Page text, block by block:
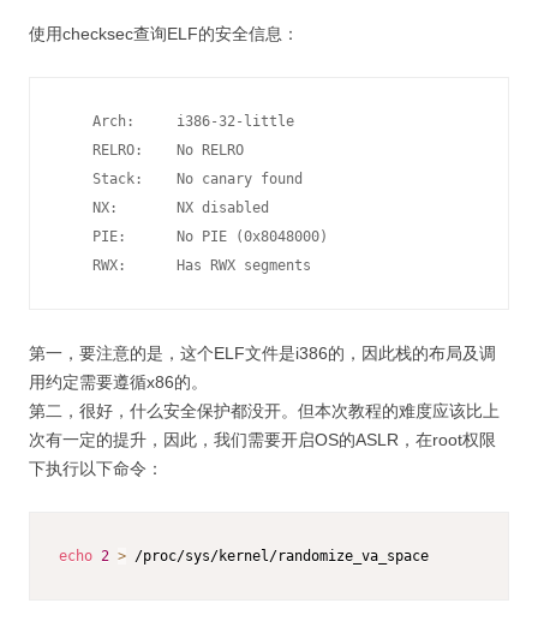
使用checksec查询ELF的安全信息：
    Arch:     i386-32-little
    RELRO:    No RELRO
    Stack:    No canary found
    NX:       NX disabled
    PIE:      No PIE (0x8048000)
    RWX:      Has RWX segments
第一，要注意的是，这个ELF文件是i386的，因此栈的布局及调
用约定需要遵循x86的。
第二，很好，什么安全保护都没开。但本次教程的难度应该比上
次有一定的提升，因此，我们需要开启OS的ASLR，在root权限
下执行以下命令：
echo 2 > /proc/sys/kernel/randomize_va_space